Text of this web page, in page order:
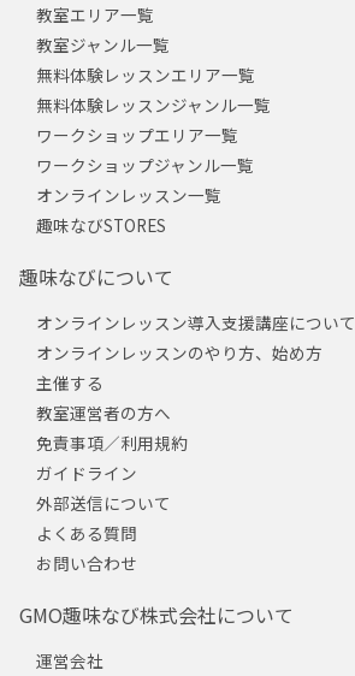
教室エリア一覧
教室ジャンル一覧
無料体験レッスンエリア一覧
無料体験レッスンジャンル一覧
ワークショップエリア一覧
ワークショップジャンル一覧
オンラインレッスン一覧
趣味なびSTORES
趣味なびについて
オンラインレッスン導入支援講座について
オンラインレッスンのやり方、始め方
主催する
教室運営者の方へ
免責事項／利用規約
ガイドライン
外部送信について
よくある質問
お問い合わせ
GMO趣味なび株式会社について
運営会社